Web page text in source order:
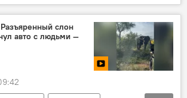
марал Алтай
слон
авто с людьми —